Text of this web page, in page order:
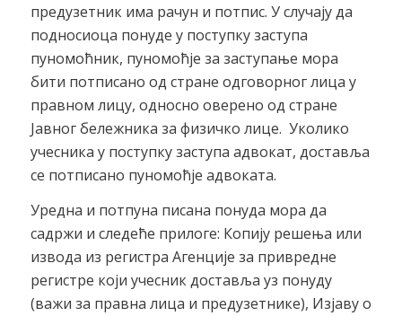
предузетник има рачун и потпис. У случају да
подносиоца понуде у поступку заступа
пуномоћник, пуномоћје за заступање мора
бити потписано од стране одговорног лица у
правном лицу, односно оверено од стране
Јавног бележника за физичко лице. Уколико
учесника у поступку заступа адвокат, доставља
се потписано пуномоћје адвоката.
Уредна и потпуна писана понуда мора да
садржи и следеће прилоге: Копију решења или
извода из регистра Агенције за привредне
регистре који учесник доставља уз понуду
(важи за правна лица и предузетнике), Изјаву о